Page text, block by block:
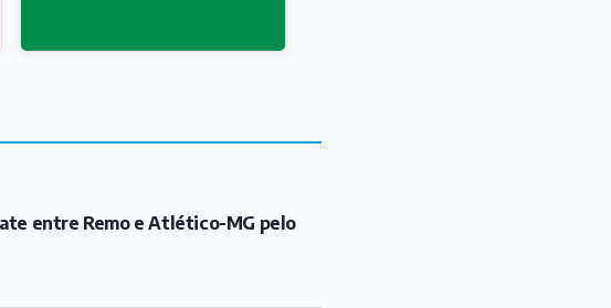
entre Remo e Atlético-MG pelo